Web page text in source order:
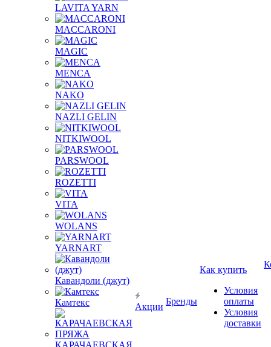
LAVITA YARN
MACCARONI
MAGIC
MENCA
NAKO
NAZLI GELIN
NITKIWOOL
PARSWOOL
ROZETTI
VITA
WOLANS
YARNART
Кавандоли (джут)
Камтекс
КАРАЧАЕВСКАЯ
Акции
Бренды
Как купить
Условия
оплаты
Условия
доставки